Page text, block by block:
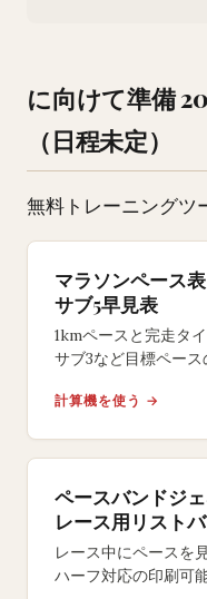
に向けて準備
（日程未定）
無料トレーニングツ
マラソンペース
サブ5早見表
1kmペースと完走タ
サブ3など目標ペース
計算機を使う →
ペースバンドジ
レース用リスト
レース中にペースを
ハーフ対応の印刷可